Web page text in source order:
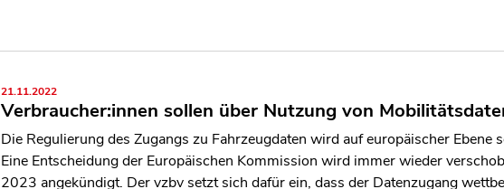
21.11.2022
Verbraucher:innen sollen über Nutzung von
Die Regulierung des Zugangs zu Fahrzeugdaten wird auf europäischer Ebene
Eine Entscheidung der Europäischen Kommission wird immer wieder
2023 angekündigt. Der vzbv setzt sich dafür ein, dass der Datenzugang